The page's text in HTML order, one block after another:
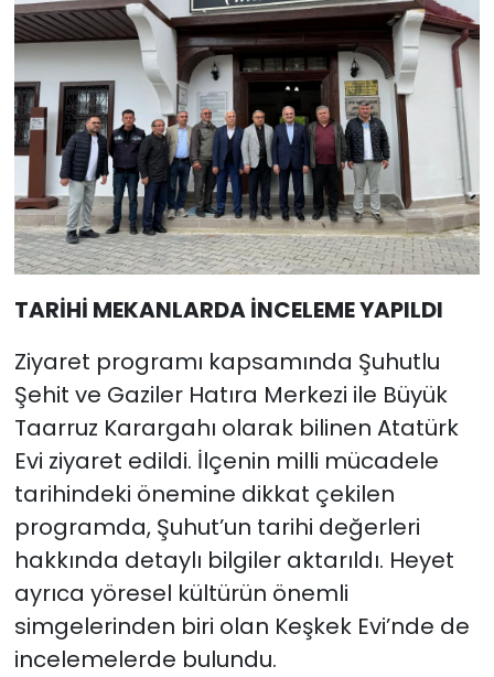
TARİHİ MEKANLARDA İNCELEME YAPILDI
Ziyaret programı kapsamında Şuhutlu
Şehit ve Gaziler Hatıra Merkezi ile Büyük
Taarruz Karargahı olarak bilinen Atatürk
Evi ziyaret edildi. İlçenin milli mücadele
tarihindeki önemine dikkat çekilen
programda, Şuhut’un tarihi değerleri
hakkında detaylı bilgiler aktarıldı. Heyet
ayrıca yöresel kültürün önemli
simgelerinden biri olan Keşkek Evi’nde de
incelemelerde bulundu.